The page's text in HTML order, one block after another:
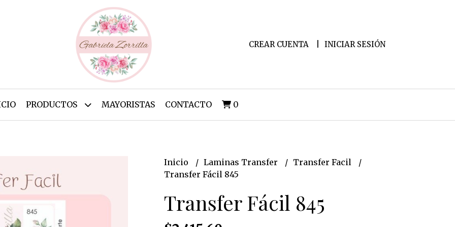
CREAR CUENTA INICIAR SESIÓN
PRODUCTOS MAYORISTAS CONTACTO 0
Inicio Laminas Transfer
Transfer Facil
Transfer Fácil 845
Transfer Fácil 845